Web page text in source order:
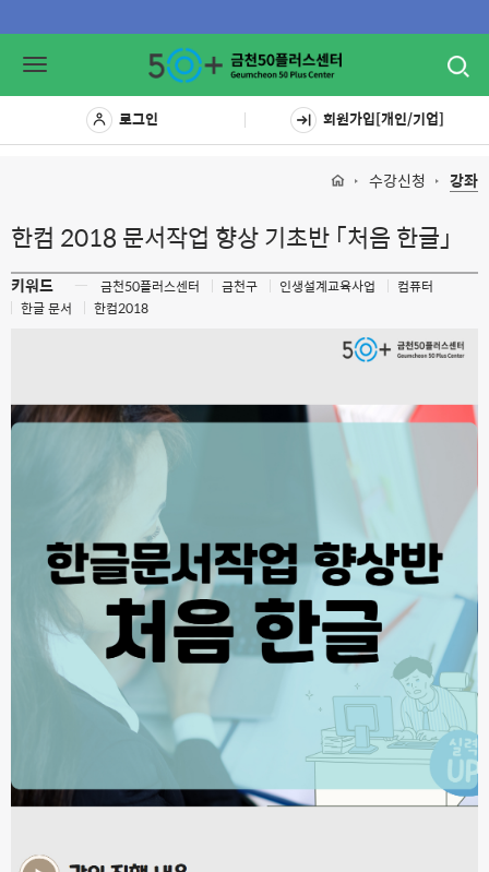
Toggle
로그인 회원가입[개인/기업]
수강신청 강좌
한컴 2018 문서작업 향상 기초반 「처음 한글」
키워드 ㅡ 금천50플러스센터 금천구 인생설계교육사업
컴퓨터
한글 문서
한컴2018